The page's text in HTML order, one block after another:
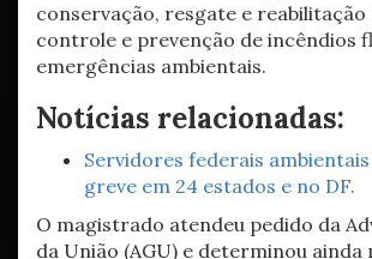
conservação, resgate e reabilitação
controle e prevenção de incêndios
emergências ambientais.
Notícias relacionadas:
Servidores federais
greve em 24 estados e no DF.
O magistrado atendeu pedido da
da União (AGU) e determinou ainda